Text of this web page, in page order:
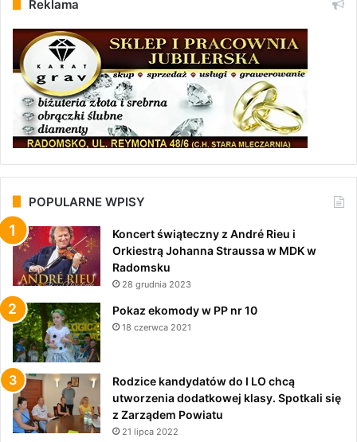
Reklama
POPULARNE WPISY
Koncert świąteczny z André Rieu i
Orkiestrą Johanna Straussa w MDK w
Radomsku
28 grudnia 2023
Pokaz ekomody w PP nr 10
18 czerwca 2021
Rodzice kandydatów do I LO chcą
utworzenia dodatkowej klasy. Spotkali się
z Zarządem Powiatu
21 lipca 2022